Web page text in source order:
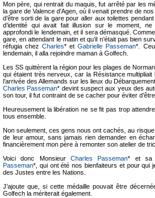
Mon père, qui rentrait du maquis, fut arrêté par les
la gare de Valence d’Agen, où il venait prendre de
d’être sorti de la gare pour aller aux toilettes
d’identité qui avait fait illusion sur le moment,
approfondi le lendemain, et il sera démasqué.
gare, en attendant le matin et qu’il n’était pas bien
réfugia chezCharles* etGabrielle Passeman*.
lendemain, il alla rejoindre maman à Golfech.
Les SS quittèrent la région pour les plages de
qui étaient très nerveux, car la Résistance
l’arrivée des Allemands sur les lieux du
Charles Passeman* devint suspect aux yeux des
son tour, il fut contraint de se cacher pour éviter
Heureusement la libération ne se fit pas trop
tous ensemble.
Non seulement, ces gens nous ont cachés, au
de leur amour, sans jamais rien demander en
financièrement mon père à remonter son atelier de
Voici donc Monsieur Charles Passeman* et sa
Passeman*, qui ont été nos bienfaiteurs et pour qui
des Justes entre les Nations.
J’ajoute que, si cette médaille pouvait être
Golfech la mériterait également.